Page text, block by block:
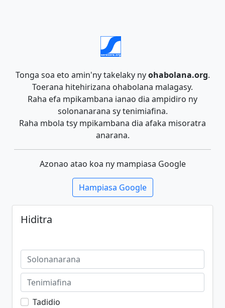
Tonga soa eto amin'ny takelaky nyohabolana.org.
Toerana hitehirizana ohabolana malagasy.
Raha efa mpikambana ianao dia ampidiro ny
solonanarana sy tenimiafina.
Raha mbola tsy mpikambana dia afaka misoratra
anarana.
Azonao atao koa ny mampiasa Google
Hampiasa Google
Hiditra
Tadidio